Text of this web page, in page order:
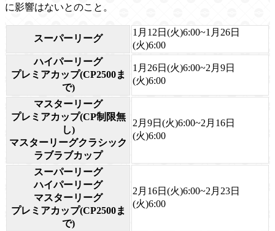
に影響はないとのこと。
スーパーリーグ
1月12日(火)6:00~1月26日
(火)6:00
ハイパーリーグ
プレミアカップ(CP2500ま
で)
1月26日(火)6:00~2月9日
(火)6:00
マスターリーグ
プレミアカップ(CP制限無
し)
マスターリーグクラシック
ラブラブカップ
2月9日(火)6:00~2月16日
(火)6:00
スーパーリーグ
ハイパーリーグ
マスターリーグ
プレミアカップ(CP2500ま
で)
2月16日(火)6:00~2月23日
(火)6:00